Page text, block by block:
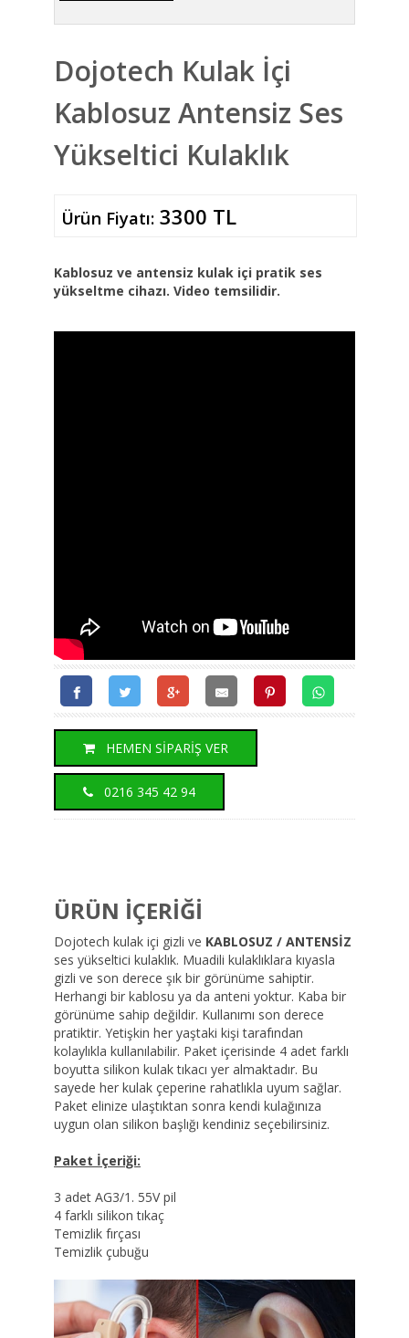
Dojotech Kulak İçi
Kablosuz Antensiz Ses
Yükseltici Kulaklık
Ürün Fiyatı:3300 TL
Kablosuz ve antensiz kulak içi pratik ses
yükseltme cihazı. Video temsilidir.
HEMEN SİPARİŞ VER
0216 345 42 94
ÜRÜN İÇERİĞİ
Dojotech kulak içi gizli ve KABLOSUZ / ANTENSİZ
ses yükseltici kulaklık. Muadili kulaklıklara kıyasla
gizli ve son derece şık bir görünüme sahiptir.
Herhangi bir kablosu ya da anteni yoktur. Kaba bir
görünüme sahip değildir. Kullanımı son derece
pratiktir. Yetişkin her yaştaki kişi tarafından
kolaylıkla kullanılabilir. Paket içerisinde 4 adet farklı
boyutta silikon kulak tıkacı yer almaktadır. Bu
sayede her kulak çeperine rahatlıkla uyum sağlar.
Paket elinize ulaştıktan sonra kendi kulağınıza
uygun olan silikon başlığı kendiniz seçebilirsiniz.
Paket İçeriği:
3 adet AG3/1. 55V pil
4 farklı silikon tıkaç
Temizlik fırçası
Temizlik çubuğu